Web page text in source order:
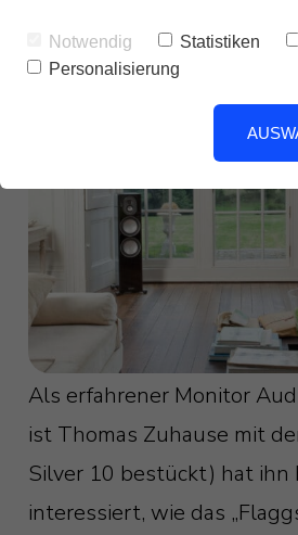
geholt.
Als erfahrener Monitor
ist Thomas Zuhause mit
Silver 10 bestückt) hat ihn
interessiert, wie das
Notwendig Statistiken
Personalisierung